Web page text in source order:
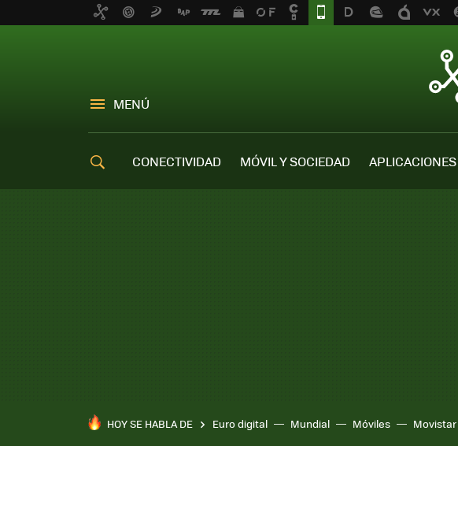
MENÚ
CONECTIVIDAD MÓVIL Y SOCIEDAD APLICACIONES
HOY SE HABLA DE Euro digital Mundial Móviles